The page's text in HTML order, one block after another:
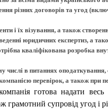
різних договорів та угод
і їх візування, а також
юридичних експертиз, а
кваліфікована розробка
в питаннях
перевірок, а також при
готова надати
грамотний супровід угод і